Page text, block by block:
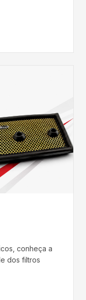
conheça a
dos filtros